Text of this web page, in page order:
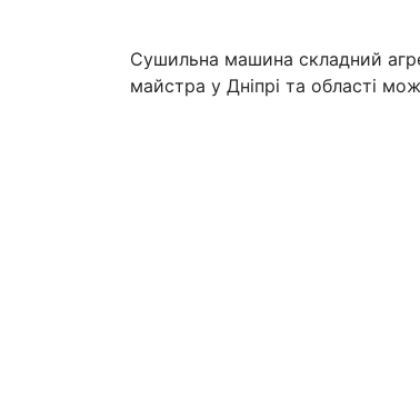
Сушильна машина складний
майстра у Дніпрі та області